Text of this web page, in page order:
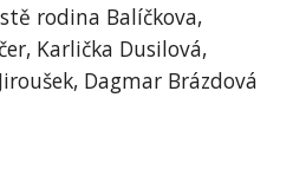
rodina Balíčkova,
Karlička Dusilová,
Dagmar Brázdová